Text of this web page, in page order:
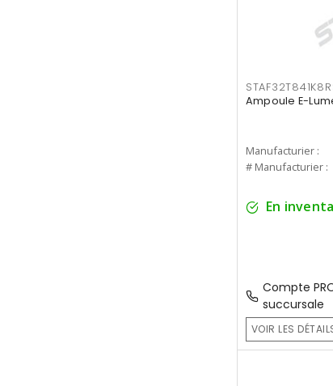
Ampoule E-
Manufacturier :
# Manufacturier :
En
Compte
succursale
VOIR LES